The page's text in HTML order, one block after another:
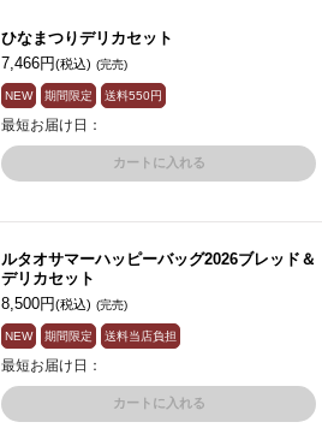
ひなまつりデリカセット
7,466円(税込) (完売)
NEW 期間限定 送料550円
最短お届け日：
カートに入れる
ルタオサマーハッピーバッグ2026ブレッド＆
デリカセット
8,500円(税込) (完売)
NEW 期間限定 送料当店負担
最短お届け日：
カートに入れる